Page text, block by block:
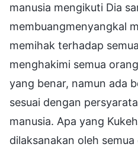
manusia mengikuti Dia
membuangmenyangkal
memihak terhadap
menghakimi semua
yang benar, namun ada
sesuai dengan
manusia. Apa yang
dilaksanakan oleh